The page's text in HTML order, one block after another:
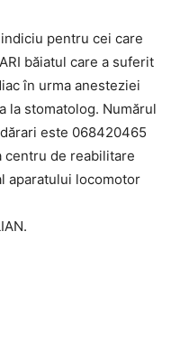
pentru cei care
băiatul care a suferit
în urma anesteziei
la stomatolog. Numărul
este 068420465
centru de reabilitare
aparatului locomotor